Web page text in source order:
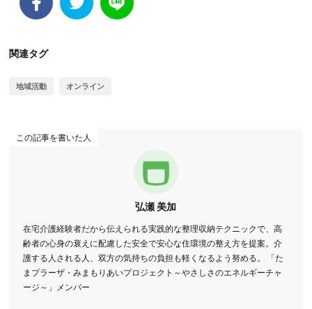
関連タグ
地域活動 オンライン
この記事を書いた人
弘瀬 美加
在宅介護経験者だから伝えられる実践的な整理収納テクニックで、高
齢者の心身の衰えに配慮した安全で安心な住環境の整え方を提案。介
護する人される人、双方の気持ちの負担も軽くなるよう努める。 「た
まプラーザ・みまもりあいプロジェクト～やさしさのエネルギーチャ
ージ～」メンバー